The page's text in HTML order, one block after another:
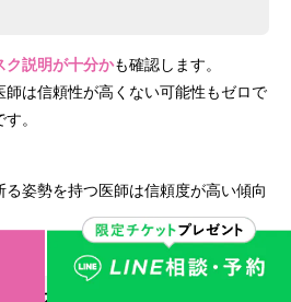
ク説明が十分かも確認します。
師は信頼性が高くない可能性もゼロで
。
姿勢を持つ医師は信頼度が高い傾向